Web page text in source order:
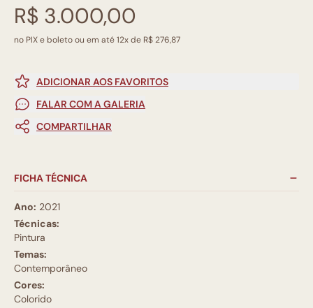
R$ 3.000,00
no PIX e boleto ou em até 12x de R$ 276,87
ADICIONAR AOS FAVORITOS
FALAR COM A GALERIA
COMPARTILHAR
FICHA TÉCNICA
Ano: 2021
Técnicas:
Pintura
Temas:
Contemporâneo
Cores:
Colorido